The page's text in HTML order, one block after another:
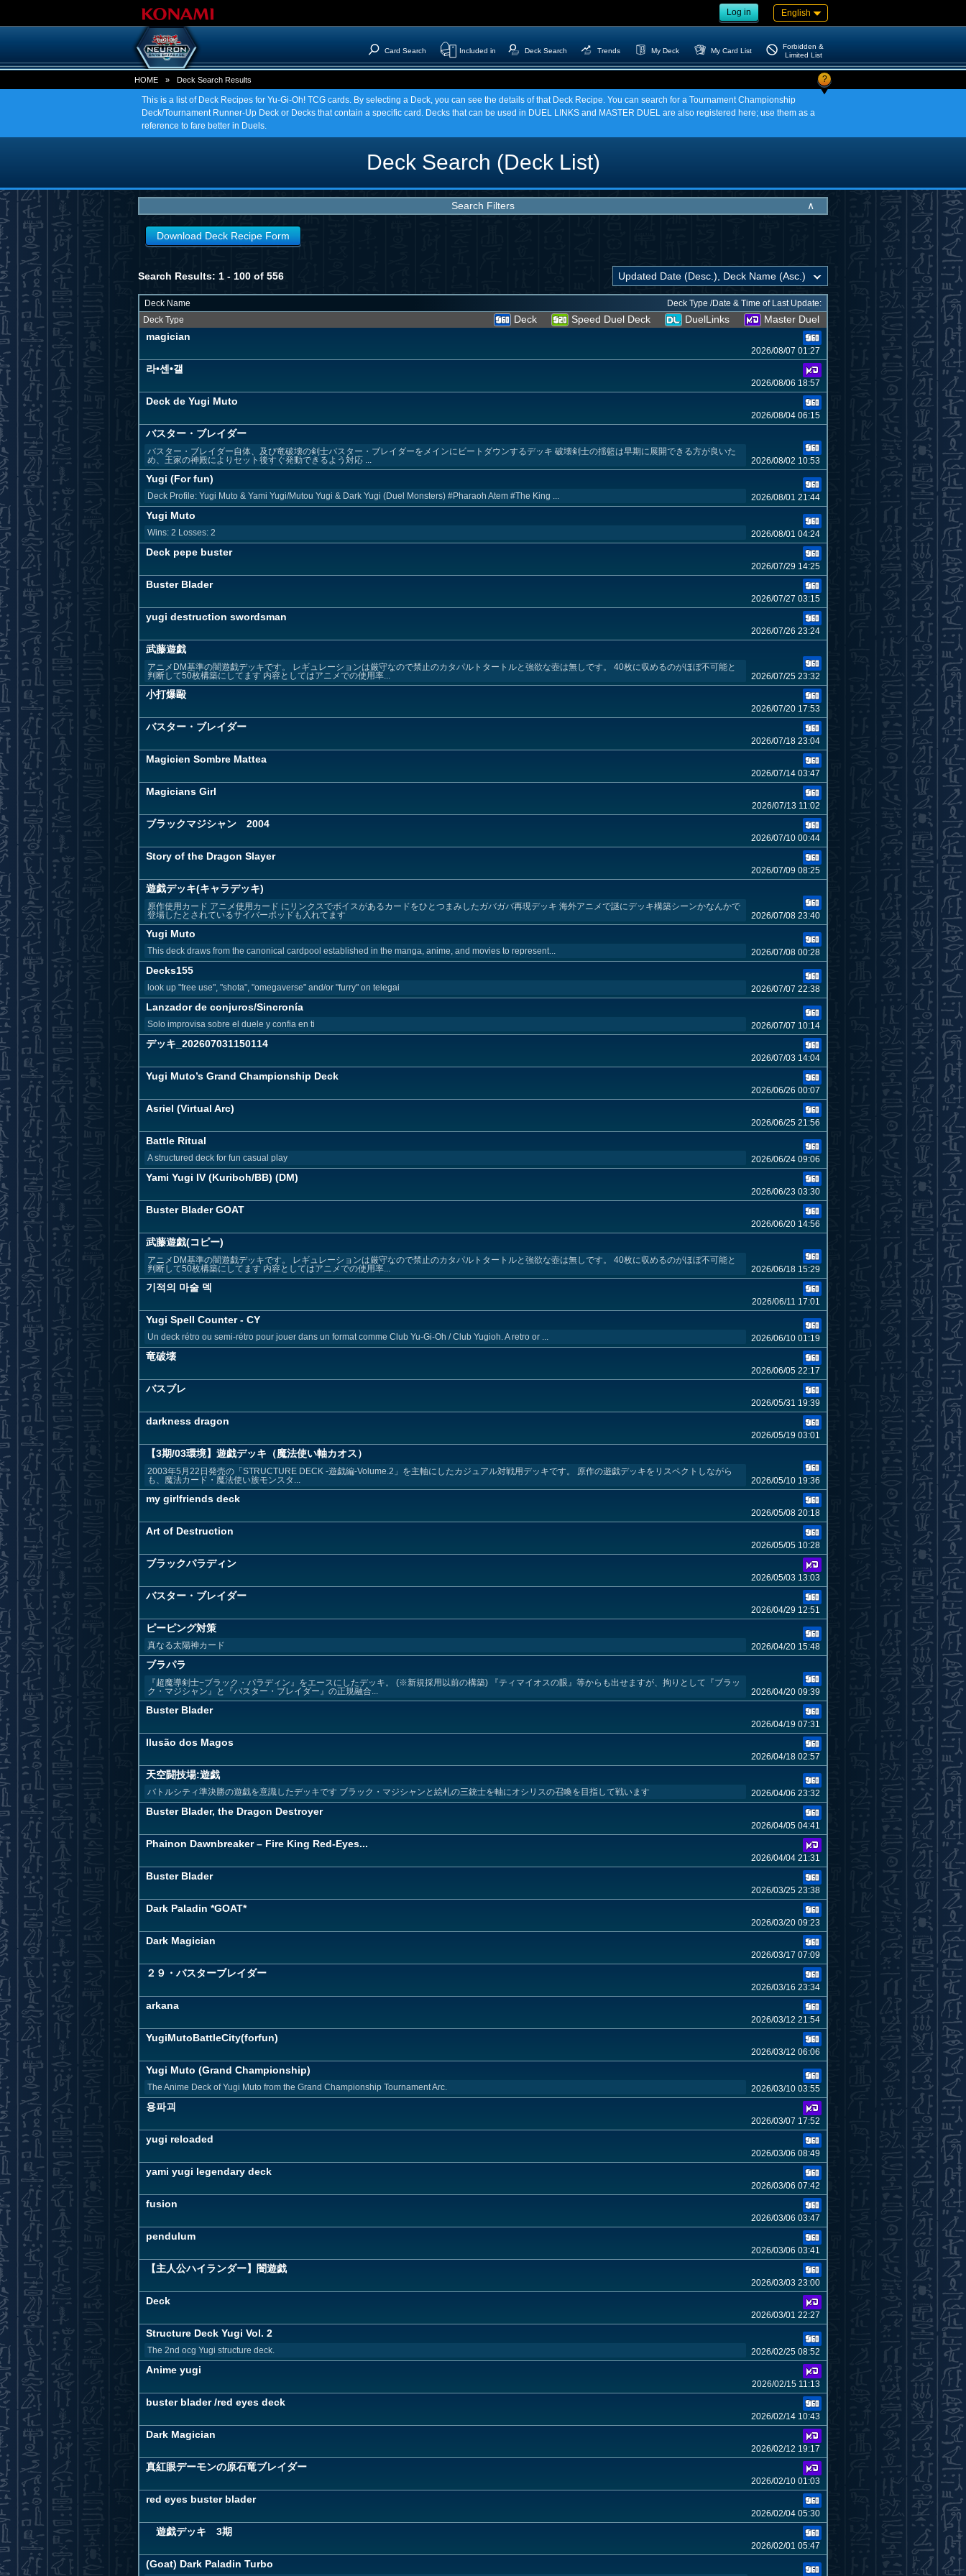
Log in English
Card Search Included in Deck Search Trends My Deck My Card List
Forbidden &
Limited List
HOME » Deck Search Results ?
This is a list of Deck Recipes for Yu-Gi-Oh! TCG cards. By selecting a Deck, you can see the details of that Deck Recipe. You can search for a Tournament Championship
Deck/Tournament Runner-Up Deck or Decks that contain a specific card. Decks that can be used in DUEL LINKS and MASTER DUEL are also registered here; use them as a
reference to fare better in Duels.
Deck Search (Deck List)
Search Filters ∧
Download Deck Recipe Form
Search Results: 1 - 100 of 556
Deck Name
Deck Type /Date & Time of Last Update:
Deck Type
Deck Speed Duel Deck DuelLinks
Master Duel
magician
2026/08/07 01:27
라•센•갤
2026/08/06 18:57
Deck de Yugi Muto
2026/08/04 06:15
バスター・ブレイダー
バスター・ブレイダー自体、及び竜破壊の剣士バスター・ブレイダーをメインにビートダウンするデッキ 破壊剣士の揺籃は早期に展開できる方が良いた
め、王家の神殿によりセット後すぐ発動できるよう対応 ...
2026/08/02 10:53
Yugi (For fun)
Deck Profile: Yugi Muto & Yami Yugi/Mutou Yugi & Dark Yugi (Duel Monsters) #Pharaoh Atem #The King ... 2026/08/01 21:44
Yugi Muto
Wins: 2 Losses: 2 2026/08/01 04:24
Deck pepe buster
2026/07/29 14:25
Buster Blader
2026/07/27 03:15
yugi destruction swordsman
2026/07/26 23:24
武藤遊戯
アニメDM基準の闇遊戯デッキです。 レギュレーションは厳守なので禁止のカタパルトタートルと強欲な壺は無しです。 40枚に収めるのがほぼ不可能と
判断して50枚構築にしてます 内容としてはアニメでの使用率...
2026/07/25 23:32
小打爆毆
2026/07/20 17:53
バスター・ブレイダー
2026/07/18 23:04
Magicien Sombre Mattea
2026/07/14 03:47
Magicians Girl
2026/07/13 11:02
ブラックマジシャン 2004
2026/07/10 00:44
Story of the Dragon Slayer
2026/07/09 08:25
遊戯デッキ(キャラデッキ)
原作使用カード アニメ使用カード にリンクスでボイスがあるカードをひとつまみしたガバガバ再現デッキ 海外アニメで謎にデッキ構築シーンかなんかで
登場したとされているサイバーポッドも入れてます
2026/07/08 23:40
Yugi Muto
This deck draws from the canonical cardpool established in the manga, anime, and movies to represent... 2026/07/08 00:28
Decks155
look up "free use", "shota", "omegaverse" and/or "furry" on telegai 2026/07/07 22:38
Lanzador de conjuros/Sincronía
Solo improvisa sobre el duele y confia en ti 2026/07/07 10:14
デッキ_202607031150114
2026/07/03 14:04
Yugi Muto’s Grand Championship Deck
2026/06/26 00:07
Asriel (Virtual Arc)
2026/06/25 21:56
Battle Ritual
A structured deck for fun casual play 2026/06/24 09:06
Yami Yugi IV (Kuriboh/BB) (DM)
2026/06/23 03:30
Buster Blader GOAT
2026/06/20 14:56
武藤遊戯(コピー)
アニメDM基準の闇遊戯デッキです。 レギュレーションは厳守なので禁止のカタパルトタートルと強欲な壺は無しです。 40枚に収めるのがほぼ不可能と
判断して50枚構築にしてます 内容としてはアニメでの使用率...
2026/06/18 15:29
기적의 마술 덱
2026/06/11 17:01
Yugi Spell Counter - CY
Un deck rétro ou semi-rétro pour jouer dans un format comme Club Yu-Gi-Oh / Club Yugioh. A retro or ... 2026/06/10 01:19
竜破壊
2026/06/05 22:17
バスブレ
2026/05/31 19:39
darkness dragon
2026/05/19 03:01
【3期/03環境】遊戯デッキ（魔法使い軸カオス）
2003年5月22日発売の「STRUCTURE DECK -遊戯編-Volume.2」を主軸にしたカジュアル対戦用デッキです。 原作の遊戯デッキをリスペクトしながら
も、魔法カード・魔法使い族モンスタ...
2026/05/10 19:36
my girlfriends deck
2026/05/08 20:18
Art of Destruction
2026/05/05 10:28
ブラックパラディン
2026/05/03 13:03
バスター・ブレイダー
2026/04/29 12:51
ピーピング対策
真なる太陽神カード 2026/04/20 15:48
ブラパラ
『超魔導剣士−ブラック・パラディン』をエースにしたデッキ。 (※新規採用以前の構築) 『ティマイオスの眼』等からも出せますが、拘りとして『ブラッ
ク・マジシャン』と『バスター・ブレイダー』の正規融合...
2026/04/20 09:39
Buster Blader
2026/04/19 07:31
Ilusão dos Magos
2026/04/18 02:57
天空闘技場:遊戯
バトルシティ準決勝の遊戯を意識したデッキです ブラック・マジシャンと絵札の三銃士を軸にオシリスの召喚を目指して戦います 2026/04/06 23:32
Buster Blader, the Dragon Destroyer
2026/04/05 04:41
Phainon Dawnbreaker – Fire King Red-Eyes...
2026/04/04 21:31
Buster Blader
2026/03/25 23:38
Dark Paladin *GOAT*
2026/03/20 09:23
Dark Magician
2026/03/17 07:09
２９・バスターブレイダー
2026/03/16 23:34
arkana
2026/03/12 21:54
YugiMutoBattleCity(forfun)
2026/03/12 06:06
Yugi Muto (Grand Championship)
The Anime Deck of Yugi Muto from the Grand Championship Tournament Arc. 2026/03/10 03:55
용파괴
2026/03/07 17:52
yugi reloaded
2026/03/06 08:49
yami yugi legendary deck
2026/03/06 07:42
fusion
2026/03/06 03:47
pendulum
2026/03/06 03:41
【主人公ハイランダー】闇遊戯
2026/03/03 23:00
Deck
2026/03/01 22:27
Structure Deck Yugi Vol. 2
The 2nd ocg Yugi structure deck. 2026/02/25 08:52
Anime yugi
2026/02/15 11:13
buster blader /red eyes deck
2026/02/14 10:43
Dark Magician
2026/02/12 19:17
真紅眼デーモンの原石竜ブレイダー
2026/02/10 01:03
red eyes buster blader
2026/02/04 05:30
遊戯デッキ 3期
2026/02/01 05:47
(Goat) Dark Paladin Turbo